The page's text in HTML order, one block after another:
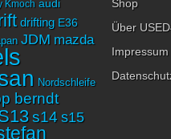
Kmoch audi
drifting E36
JDM mazda
Nordschleife
berndt
s14 s15
Shop
Über
Impressum